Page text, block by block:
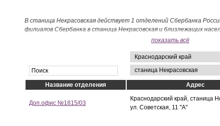
В станица Некрасовская действует 1 отделений Сбербанка
филиалов Сбербанка в станица Некрасовская и близлежащих
показать всё
Название отделения Адрес
Доп.офис №1815/03
Краснодарский край, станица
ул. Советская, 11 "А"